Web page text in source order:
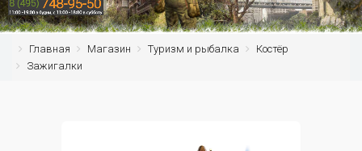
Главная Магазин Туризм и рыбалка
Костёр
Зажигалки